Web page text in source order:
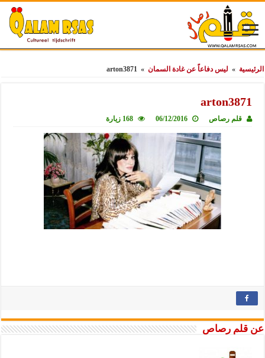
الرئيسية » ليس دفاعاً عن غادة السمان »
arton3871
arton3871
قلم رصاص 06/12/2016 168 زيارة
عن قلم رصاص